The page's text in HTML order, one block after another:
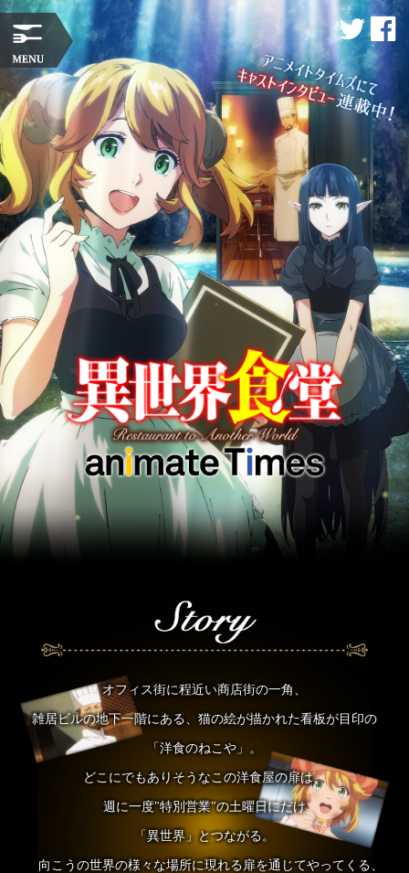
オフィス街に程近い商店街の一角、
雑居ビルの地下一階にある、猫の絵が描かれた看板が目印の
「洋食のねこや」。
どこにでもありそうなこの洋食屋の扉は、
週に一度"特別営業"の土曜日にだけ
「異世界」とつながる。
向こうの世界の様々な場所に現れる扉を通じてやってくる、